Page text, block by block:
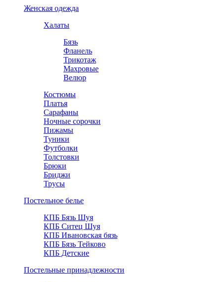
Женская одежда
Халаты
Бязь
Фланель
Трикотаж
Махровые
Велюр
Костюмы
Платья
Сарафаны
Ночные сорочки
Пижамы
Туники
Футболки
Толстовки
Брюки
Бриджи
Трусы
Постельное белье
КПБ Бязь Шуя
КПБ Ситец Шуя
КПБ Ивановская бязь
КПБ Бязь Тейково
КПБ Детские
Постельные принадлежности